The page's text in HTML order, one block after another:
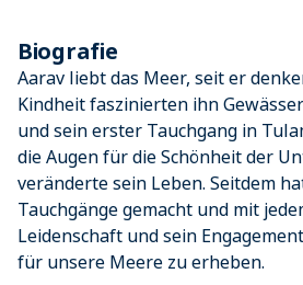
Biografie
Aarav liebt das Meer, seit er
Kindheit faszinierten ihn
und sein erster Tauchgang in
die Augen für die Schönheit der
veränderte sein Leben. Seitdem
Tauchgänge gemacht und mit
Leidenschaft und sein
für unsere Meere zu erheben.